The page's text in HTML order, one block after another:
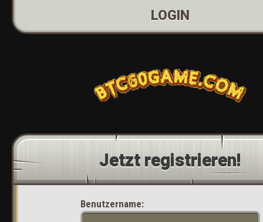
LOGIN
Jetzt registrieren!
Benutzername: